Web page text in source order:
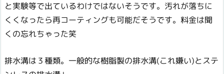
と実験等で出ているわけではないそうです。汚れが落ちに
くくなったら再コーティングも可能だそうです。料金は聞
くの忘れちゃった笑
排水溝は３種類。一般的な樹脂製の排水溝(これ嫌い)とステ